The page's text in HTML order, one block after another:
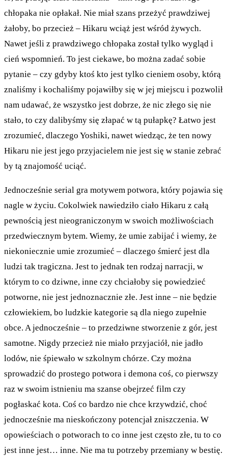
chłopaka nie opłakał. Nie miał szans przeżyć prawdziwej
żałoby, bo przecież – Hikaru wciąż jest wśród żywych.
Nawet jeśli z prawdziwego chłopaka został tylko wygląd i
cień wspomnień. To jest ciekawe, bo można zadać sobie
pytanie – czy gdyby ktoś kto jest tylko cieniem osoby, którą
znaliśmy i kochaliśmy pojawiłby się w jej miejscu i pozwolił
nam udawać, że wszystko jest dobrze, że nic złego się nie
stało, to czy dalibyśmy się złapać w tą pułapkę? Łatwo jest
zrozumieć, dlaczego Yoshiki, nawet wiedząc, że ten nowy
Hikaru nie jest jego przyjacielem nie jest się w stanie zebrać
by tą znajomość uciąć.
Jednocześnie serial gra motywem potwora, który pojawia się
nagle w życiu. Cokolwiek nawiedziło ciało Hikaru z całą
pewnością jest nieograniczonym w swoich możliwościach
przedwiecznym bytem. Wiemy, że umie zabijać i wiemy, że
niekoniecznie umie zrozumieć – dlaczego śmierć jest dla
ludzi tak tragiczna. Jest to jednak ten rodzaj narracji, w
którym to co dziwne, inne czy chciałoby się powiedzieć
potworne, nie jest jednoznacznie złe. Jest inne – nie będzie
człowiekiem, bo ludzkie kategorie są dla niego zupełnie
obce. A jednocześnie – to przedziwne stworzenie z gór, jest
samotne. Nigdy przecież nie miało przyjaciół, nie jadło
lodów, nie śpiewało w szkolnym chórze. Czy można
sprowadzić do prostego potwora i demona coś, co pierwszy
raz w swoim istnieniu ma szanse obejrzeć film czy
pogłaskać kota. Coś co bardzo nie chce krzywdzić, choć
jednocześnie ma nieskończony potencjał zniszczenia. W
opowieściach o potworach to co inne jest często złe, tu to co
jest inne jest… inne. Nie ma tu potrzeby przemiany w bestię.